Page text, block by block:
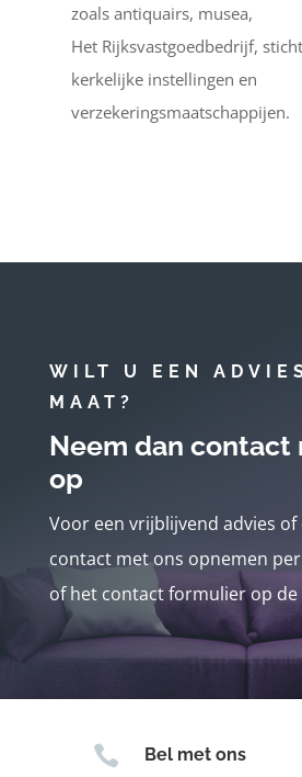
zoals antiquairs, musea,
Het Rijksvastgoedbedrijf,
kerkelijke instellingen en
verzekeringsmaatschappijen.
WILT U EEN
MAAT?
Neem dan contact
op
Voor een vrijblijvend advies
contact met ons opnemen
of het contact formulier op de
 Bel met ons